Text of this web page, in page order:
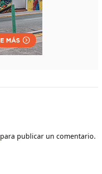
para publicar un comentario.